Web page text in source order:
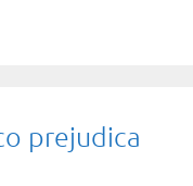
prejudica